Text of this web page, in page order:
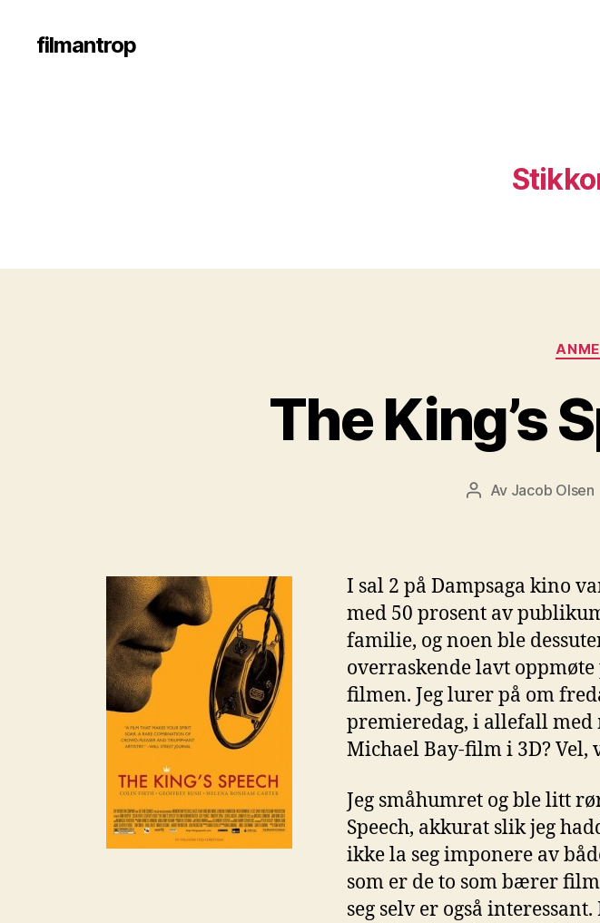
filmantrop
The King’s
Innleggsforfatter
Av Jacob Olsen
I sal 2 på Dampsaga kino
med 50 prosent av
familie, og noen ble
overraskende lavt
filmen. Jeg lurer på om
premieredag, i allefall
Michael Bay-film i 3D? Vel,
Jeg småhumret og ble litt
Speech, akkurat slik jeg
ikke la seg imponere av
som er de to som bærer
seg selv er også